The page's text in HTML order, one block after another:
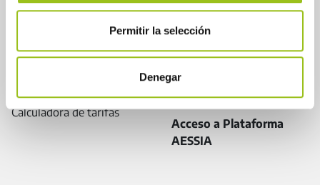
Permitir la selección
Denegar
Plataforma AESSIA/
Calculadora de tarifas
Acceso a Pegasso
Acceso a Plataforma
AESSIA